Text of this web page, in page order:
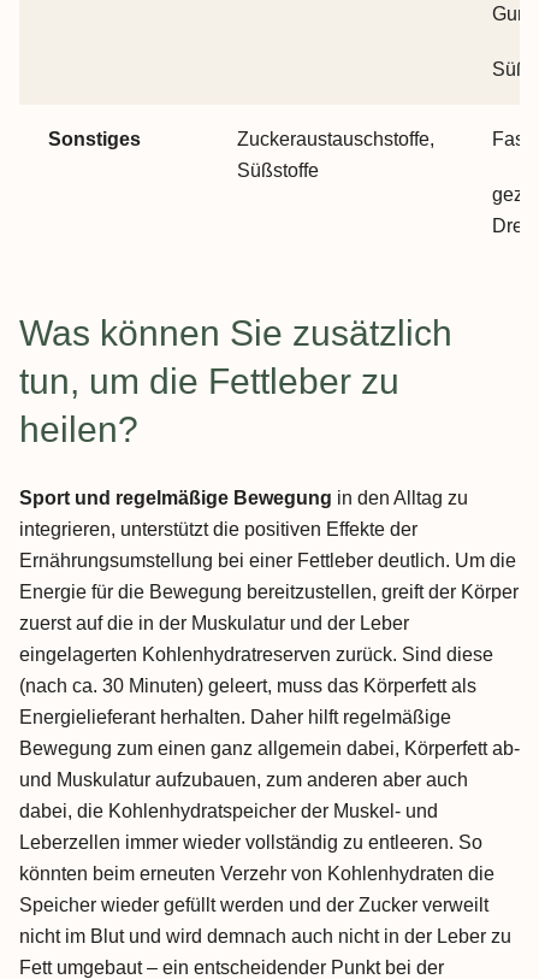
Sonstiges
Zuckeraustauschstoffe,
Süßstoffe
Fast
Was können Sie zusätzlich
tun, um die Fettleber zu
heilen?
Sport und regelmäßige Bewegung in den Alltag zu
integrieren, unterstützt die positiven Effekte der
Ernährungsumstellung bei einer Fettleber deutlich. Um die
Energie für die Bewegung bereitzustellen, greift der Körper
zuerst auf die in der Muskulatur und der Leber
eingelagerten Kohlenhydratreserven zurück. Sind diese
(nach ca. 30 Minuten) geleert, muss das Körperfett als
Energielieferant herhalten. Daher hilft regelmäßige
Bewegung zum einen ganz allgemein dabei, Körperfett ab-
und Muskulatur aufzubauen, zum anderen aber auch
dabei, die Kohlenhydratspeicher der Muskel- und
Leberzellen immer wieder vollständig zu entleeren. So
könnten beim erneuten Verzehr von Kohlenhydraten die
Speicher wieder gefüllt werden und der Zucker verweilt
nicht im Blut und wird demnach auch nicht in der Leber zu
Fett umgebaut – ein entscheidender Punkt bei der